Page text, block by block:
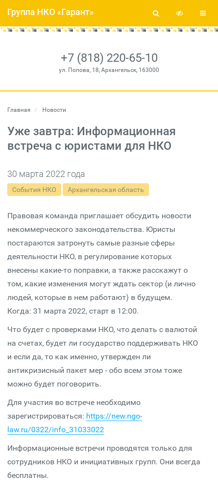
+7 (818) 220-65-10
ул. Попова, 18, Архангельск, 163000
Группа НКО «Гарант»
Главная Новости
Уже завтра: Информационная
встреча с юристами для НКО
30 марта 2022 года
События НКО Архангельская область
Правовая команда приглашает обсудить новости
некоммерческого законодательства. Юристы
постараются затронуть самые разные сферы
деятельности НКО, в регулирование которых
внесены какие-то поправки, а также расскажут о
том, какие изменения могут ждать сектор (и лично
людей, которые в нем работают) в будущем.
Когда: 31 марта 2022, старт в 12:00.
Что будет с проверками НКО, что делать с валютой
на счетах, будет ли государство поддерживать НКО
и если да, то как именно, утвержден ли
антикризисный пакет мер - обо всем этом тоже
можно будет поговорить.
Для участия во встрече необходимо
зарегистрироваться: https://new.ngo-
law.ru/0322/info_31033022
Информационные встречи проводятся только для
сотрудников НКО и инициативных групп. Они всегда
бесплатны.